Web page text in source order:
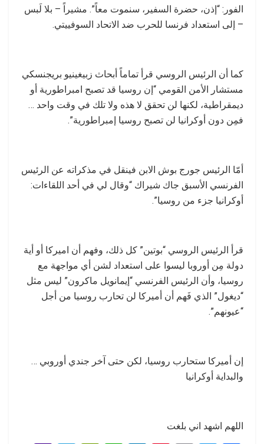
الفور: “إذن، حضرة السفير، سنموت معاً”. مشيراً – بلا لَبس
– إلى استعداد فرنسا للحرب ضد الاتحاد السوفييتي.
كما أن الرئيس الروسي قرأ تماماً أبحاث زبيغينيو بريجنسكي
مستشار الأمن القومي “إن روسيا قد تصبح امبراطورية أو
ديمقراطية، لكنها لن تحقق لا هذه ولا تلك في وقت واحد …
فمِن دون أوكرانيا لن تصبح روسيا إمبراطورية”.
أمّا الرئيس جورج بوش الابن فينقل في مذكراته عن الرئيس
الفرنسي الأسبق جاك شيراك “وقال لي في أحد اللقاءات:
أوكرانيا جزء من روسيا”.
قرأ الرئيس الروسي “بوتين” كل ذلك، وفهم أن اميركا أو أية
دولة مِن أوروبا ليسوا على استعداد لشن أي مواجهة مع
روسيا، وأن الرئيس الفرنسي “إيمانويل ماكرون” ليس مثل
“ديغول” الذي فَهم أن أميركا لن تحارب روسيا من أجل
“عيونهم”.
إن أميركا ستحارب روسيا، لكن حتى آخر جندي أوروبي …
والبداية أوكرانيا
اللهم اشهد اني بلغت